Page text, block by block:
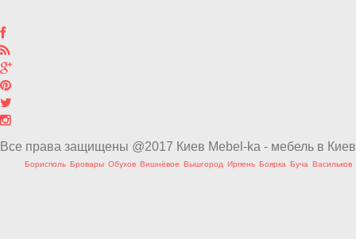
Все права защищены @2017 Киев Mebel-ka - мебель в
Борисполь Бровары Обухов Вишнёвое Вышгород Ирпень Боярка Буча Васильков